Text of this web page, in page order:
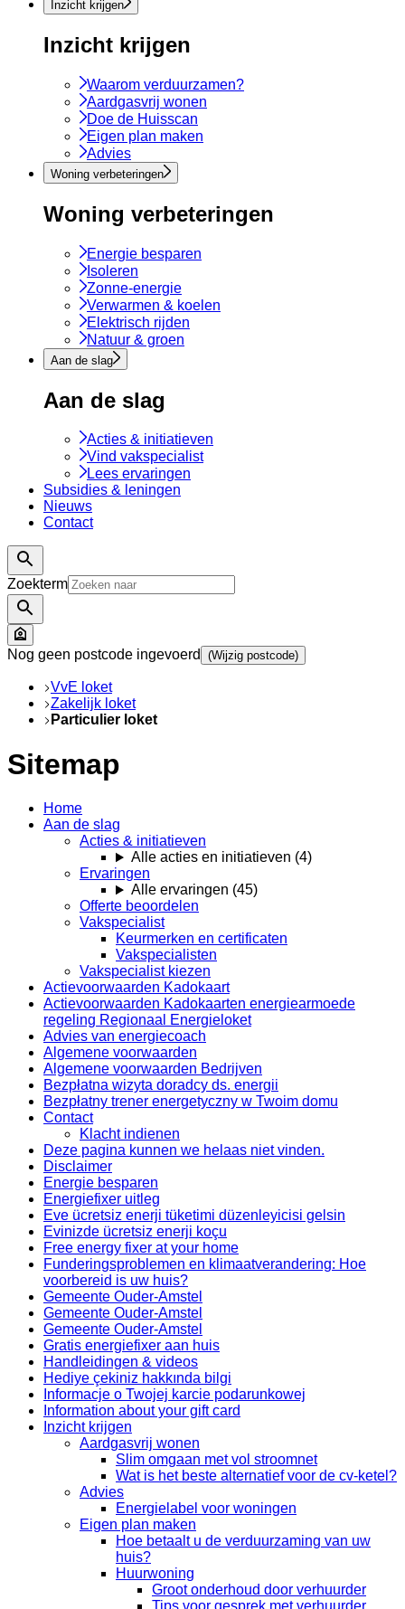
Inzicht krijgen
Inzicht krijgen
Waarom verduurzamen?
Aardgasvrij wonen
Doe de Huisscan
Eigen plan maken
Advies
Woning verbeteringen
Woning verbeteringen
Energie besparen
Isoleren
Zonne-energie
Verwarmen & koelen
Elektrisch rijden
Natuur & groen
Aan de slag
Aan de slag
Acties & initiatieven
Vind vakspecialist
Lees ervaringen
Subsidies & leningen
Nieuws
Contact
Zoekterm
Nog geen postcode ingevoerd (Wijzig postcode)
VvE loket
Zakelijk loket
Particulier loket
Sitemap
Home
Aan de slag
Acties & initiatieven
Alle acties en initiatieven (4)
Ervaringen
Alle ervaringen (45)
Offerte beoordelen
Vakspecialist
Keurmerken en certificaten
Vakspecialisten
Vakspecialist kiezen
Actievoorwaarden Kadokaart
Actievoorwaarden Kadokaarten energiearmoede
regeling Regionaal Energieloket
Advies van energiecoach
Algemene voorwaarden
Algemene voorwaarden Bedrijven
Bezpłatna wizyta doradcy ds. energii
Bezpłatny trener energetyczny w Twoim domu
Contact
Klacht indienen
Deze pagina kunnen we helaas niet vinden.
Disclaimer
Energie besparen
Energiefixer uitleg
Eve ücretsiz enerji tüketimi düzenleyicisi gelsin
Evinizde ücretsiz enerji koçu
Free energy fixer at your home
Funderingsproblemen en klimaatverandering: Hoe
voorbereid is uw huis?
Gemeente Ouder-Amstel
Gemeente Ouder-Amstel
Gemeente Ouder-Amstel
Gratis energiefixer aan huis
Handleidingen & videos
Hediye çekiniz hakkında bilgi
Informacje o Twojej karcie podarunkowej
Information about your gift card
Inzicht krijgen
Aardgasvrij wonen
Slim omgaan met vol stroomnet
Wat is het beste alternatief voor de cv-ketel?
Advies
Energielabel voor woningen
Eigen plan maken
Hoe betaalt u de verduurzaming van uw
huis?
Huurwoning
Groot onderhoud door verhuurder